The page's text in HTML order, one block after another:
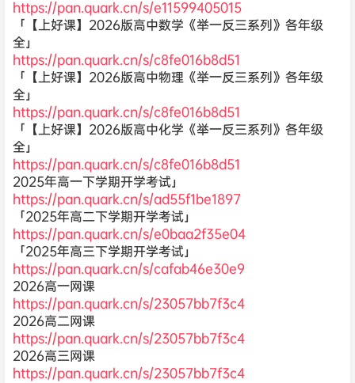
https://pan.quark.cn/s/e11599405015
「【上好课】2026版高中数学《举一反三系列》各年级
全」
https://pan.quark.cn/s/c8fe016b8d51
「【上好课】2026版高中物理《举一反三系列》各年级
全」
https://pan.quark.cn/s/c8fe016b8d51
「【上好课】2026版高中化学《举一反三系列》各年级
全」
https://pan.quark.cn/s/c8fe016b8d51
2025年高一下学期开学考试」
https://pan.quark.cn/s/ad55f1be1897
「2025年高二下学期开学考试」
https://pan.quark.cn/s/e0baa2f35e04
「2025年高三下学期开学考试」
https://pan.quark.cn/s/cafab46e30e9
2026高一网课
https://pan.quark.cn/s/23057bb7f3c4
2026高二网课
https://pan.quark.cn/s/23057bb7f3c4
2026高三网课
https://pan.quark.cn/s/23057bb7f3c4